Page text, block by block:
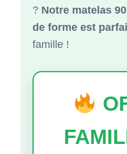
? Notre matelas
de forme est
famille !